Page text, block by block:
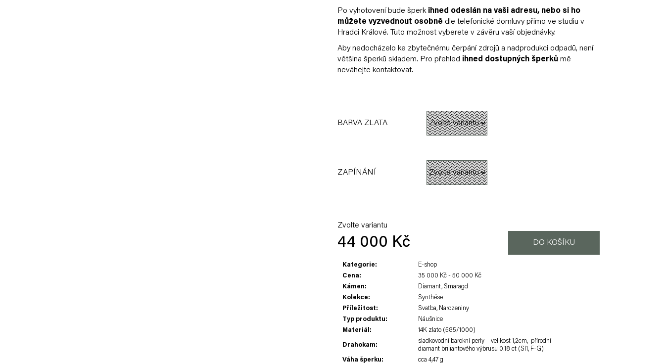
Po vyhotovení bude šperk ihned odeslán na vaši adresu, nebo si ho
můžete vyzvednout osobně dle telefonické domluvy přímo ve studiu v
Hradci Králové. Tuto možnost vyberete v závěru vaší objednávky.
Aby nedocházelo ke zbytečnému čerpání zdrojů a nadprodukci odpadů, není
většina šperků skladem. Pro přehled ihned dostupných šperků mě
neváhejte kontaktovat.
BARVA ZLATA
ZAPÍNÁNÍ
Zvolte variantu
44 000 Kč
cena:
DO KOŠÍKU
Kategorie:
E-shop
Cena:
35 000 Kč - 50 000 Kč
Kámen:
Diamant, Smaragd
Kolekce:
Synthése
Příležitost:
Svatba, Narozeniny
Typ produktu:
Náušnice
Materiál : 14K zlato (585/1000)
Drahokam:
sladkovodní barokní perly – velikost 1,2cm, přírodní
diamant briliantového výbrusu 0.18 ct (SI1, F-G)
Váha šperku: cca 4,47 g